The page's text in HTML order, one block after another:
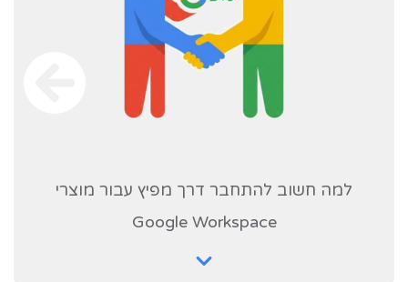
למה חשוב להתחבר דרך מפיץ עבור מוצרי
Google Workspace